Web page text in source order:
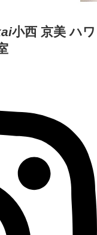
小西 京美 ハワ